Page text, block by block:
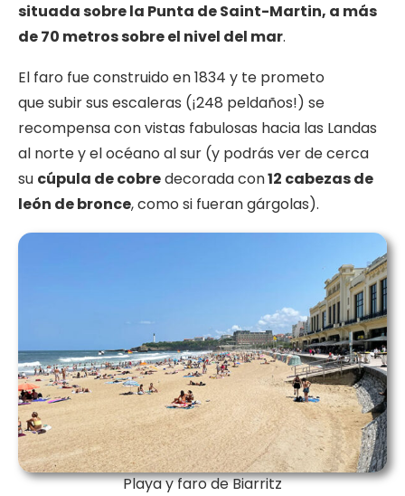
situada sobre la Punta de Saint-Martin, a más
de 70 metros sobre el nivel del mar.
El faro fue construido en 1834 y te prometo
que subir sus escaleras (¡248 peldaños!) se
recompensa con vistas fabulosas hacia las Landas
al norte y el océano al sur (y podrás ver de cerca
su cúpula de cobredecorada con12 cabezas de
león de bronce, como si fueran gárgolas).
Playa y faro de Biarritz